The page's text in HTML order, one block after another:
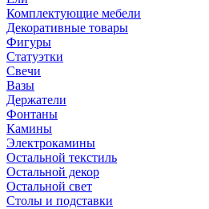
Комплектующие мебели
Декоративные товары
Фигуры
Статуэтки
Свечи
Вазы
Держатели
Фонтаны
Камины
Электрокамины
Остальной текстиль
Остальной декор
Остальной свет
Столы и подставки